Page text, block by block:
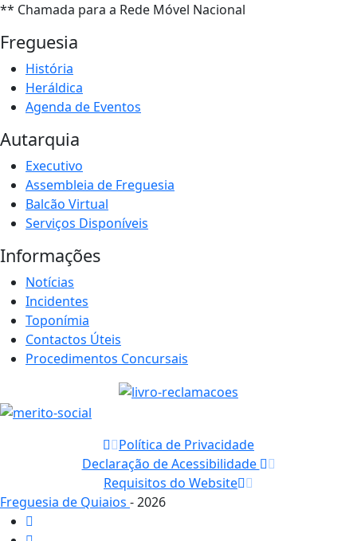
** Chamada para a Rede Móvel Nacional
Freguesia
História
Heráldica
Agenda de Eventos
Autarquia
Executivo
Assembleia de Freguesia
Balcão Virtual
Serviços Disponíveis
Informações
Notícias
Incidentes
Toponímia
Contactos Úteis
Procedimentos Concursais
Política de Privacidade
Declaração de Acessibilidade
Requisitos do Website
Freguesia de Quiaios - 2026